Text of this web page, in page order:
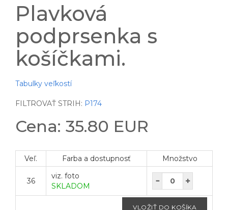
Plavková
podprsenka s
košíčkami.
Tabulky veľkostí
FILTROVAŤ STRIH: P174
Cena: 35.80 EUR
Veľ. Farba a dostupnosť Množstvo
36
viz. foto
SKLADOM